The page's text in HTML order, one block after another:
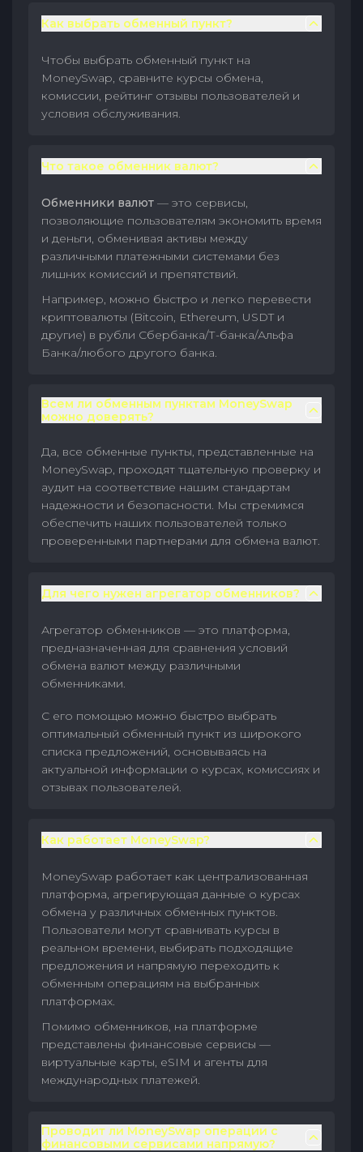
Как выбрать обменный пункт?
Чтобы выбрать обменный пункт на
MoneySwap, сравните курсы обмена,
комиссии, рейтинг отзывы пользователей и
условия обслуживания.
Что такое обменник валют?
Обменники валют — это сервисы,
позволяющие пользователям экономить время
и деньги, обменивая активы между
различными платежными системами без
лишних комиссий и препятствий.
Например, можно быстро и легко перевести
криптовалюты (Bitcoin, Ethereum, USDT и
другие) в рубли Сбербанка/Т-банка/Альфа
Банка/любого другого банка.
Всем ли обменным пунктам MoneySwap
можно доверять?
Да, все обменные пункты, представленные на
MoneySwap, проходят тщательную проверку и
аудит на соответствие нашим стандартам
надежности и безопасности. Мы стремимся
обеспечить наших пользователей только
проверенными партнерами для обмена валют.
Для чего нужен агрегатор обменников?
Агрегатор обменников — это платформа,
предназначенная для сравнения условий
обмена валют между различными
обменниками.
С его помощью можно быстро выбрать
оптимальный обменный пункт из широкого
списка предложений, основываясь на
актуальной информации о курсах, комиссиях и
отзывах пользователей.
Как работает MoneySwap?
MoneySwap работает как централизованная
платформа, агрегирующая данные о курсах
обмена у различных обменных пунктов.
Пользователи могут сравнивать курсы в
реальном времени, выбирать подходящие
предложения и напрямую переходить к
обменным операциям на выбранных
платформах.
Помимо обменников, на платформе
представлены финансовые сервисы —
виртуальные карты, eSIM и агенты для
международных платежей.
Проводит ли MoneySwap операции с
финансовыми сервисами напрямую?